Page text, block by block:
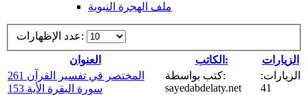
ملف الهجرة النبوية
عدد الإظهارات:
العنوان الكاتب:
الزيارات
المختصر في تفسير القرآن 261
سورة البقرة الأية 153
كتب بواسطة:
sayedabdelaty.net
الزيارات:
41